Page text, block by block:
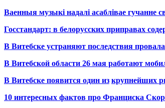
Ваенныя музыкі надалі асаблівае гучанне
Госстандарт: в белорусских приправах
В Витебске устраняют последствия
В Витебской области 26 мая работают
В Витебске появится один из крупнейших
10 интересных фактов про Франциска